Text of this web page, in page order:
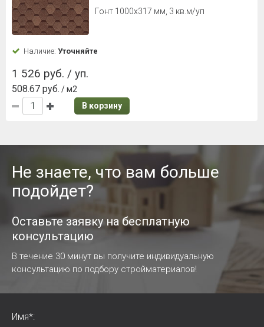
Гонт 1000х317 мм, 3 кв.м/уп
Наличие: Уточняйте
1 526 руб. / уп.
508.67 руб. / м2
В корзину
Не знаете, что вам больше
подойдет?
Оставьте заявку на бесплатную
консультацию
В течение 30 минут вы получите индивидуальную
консультацию по подбору стройматериалов!
Имя*: